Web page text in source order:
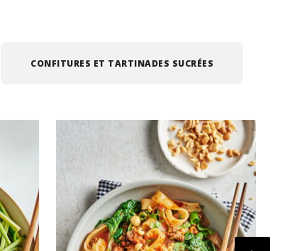
CONFITURES ET TARTINADES SUCRÉES